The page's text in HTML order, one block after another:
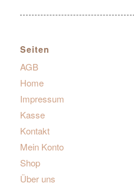
Seiten
AGB
Home
Impressum
Kasse
Kontakt
Mein Konto
Shop
Über uns